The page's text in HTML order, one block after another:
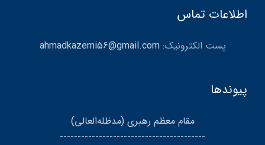
اطلاعات تماس
پست الکترونیک:ahmadkazemi56@gmail.com
پیوندها
مقام معظم رهبری (مد‌ظله‌العالی)
-----------------------------------------